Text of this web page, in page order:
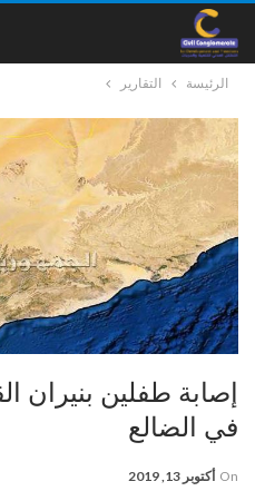
الرئيسة التقارير
إصابة طفلين بنيران
في الضالع
On أكتوبر 13, 2019